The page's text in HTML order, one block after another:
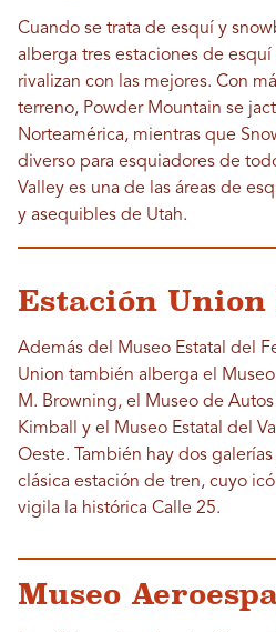
Cuando se trata de esquí y
alberga tres estaciones de
rivalizan con las mejores. Con
terreno, Powder Mountain se
Norteamérica, mientras que
diverso para esquiadores de
Valley es una de las áreas de
y asequibles de Utah.
Estación
Además del Museo Estatal del
Union también alberga el
M. Browning, el Museo de
Kimball y el Museo Estatal del
Oeste. También hay dos
clásica estación de tren, cuyo
vigila la histórica Calle 25.
Museo